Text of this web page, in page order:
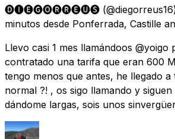
🅓🅘🅔🅖🅞🅡🅡🅔🅤🅢
minutos desde Ponferrada, Castille
Llevo casi 1 mes llamándoos @yoigo
contratado una tarifa que eran 600
tengo menos que antes, he llegado
normal ?! , os sigo llamando y
dándome largas, sois unos